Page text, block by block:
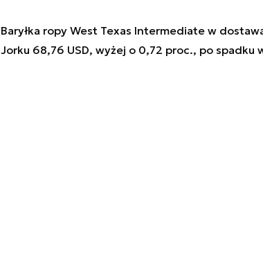
Baryłka ropy West Texas Intermediate w
Jorku 68,76 USD, wyżej o 0,72 proc., po spadku